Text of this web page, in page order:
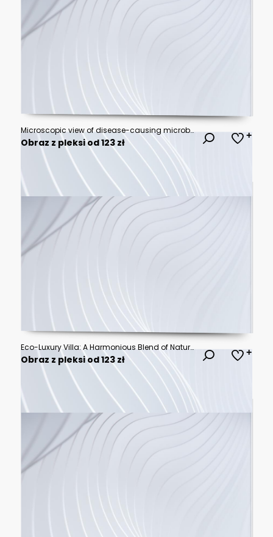
Microscopic view of disease-causing microbes in polluted air, highlighted with holographic effects, dark and vibrant contrast, sci-fi, detailed sketch.
Obraz z pleksi od 123 zł
Eco-Luxury Villa: A Harmonious Blend of Nature and Modern Architecture
Obraz z pleksi od 123 zł